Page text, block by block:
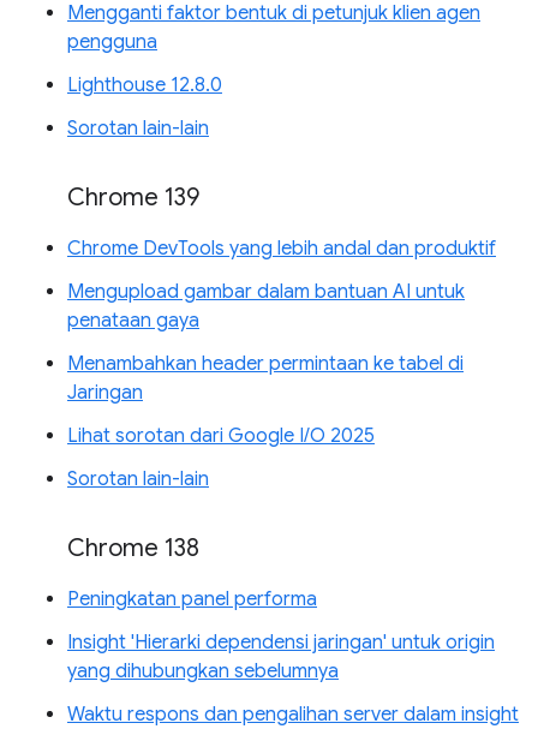
Mengganti faktor bentuk di petunjuk klien agen
pengguna
Lighthouse 12.8.0
Sorotan lain-lain
Chrome 139
Chrome DevTools yang lebih andal dan produktif
Mengupload gambar dalam bantuan AI untuk
penataan gaya
Menambahkan header permintaan ke tabel di
Jaringan
Lihat sorotan dari Google I/O 2025
Sorotan lain-lain
Chrome 138
Peningkatan panel performa
Insight 'Hierarki dependensi jaringan' untuk origin
yang dihubungkan sebelumnya
Waktu respons dan pengalihan server dalam insight